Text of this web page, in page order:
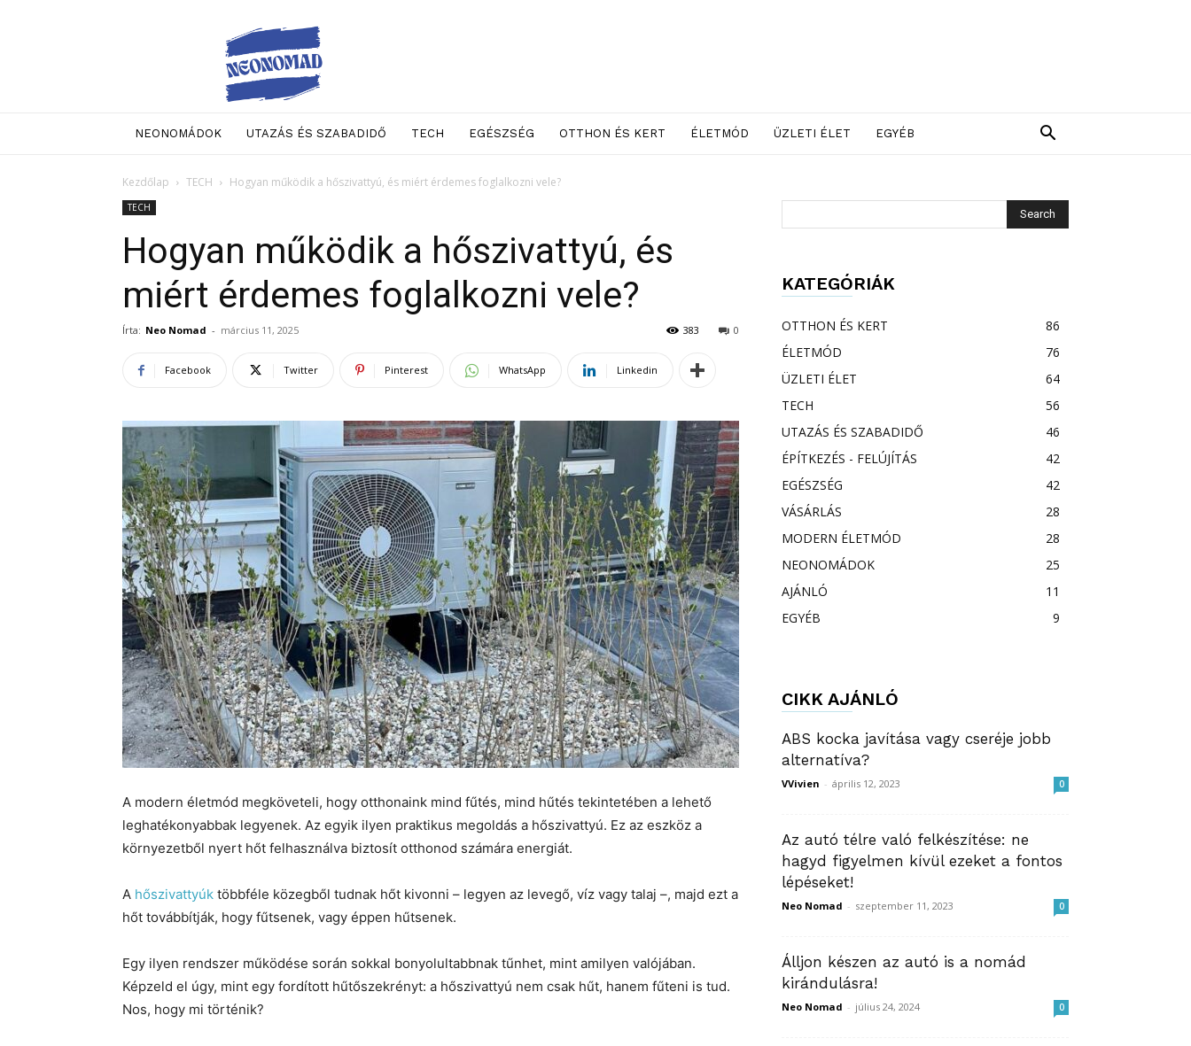
Neo
Nomad
NEONOMÁDOK UTAZÁS ÉS SZABADIDŐ TECH EGÉSZSÉG OTTHON ÉS KERT ÉLETMÓD ÜZLETI ÉLET EGYÉB
Kezdőlap TECH Hogyan működik a hőszivattyú, és miért érdemes foglalkozni vele?
TECH
Hogyan működik a hőszivattyú, és
miért érdemes foglalkozni vele?
Írta: Neo Nomad - március 11, 2025 0
383
Facebook Twitter Pinterest WhatsApp Linkedin
A modern életmód megköveteli, hogy otthonaink mind fűtés, mind hűtés tekintetében a lehető
leghatékonyabbak legyenek. Az egyik ilyen praktikus megoldás a hőszivattyú. Ez az eszköz a
környezetből nyert hőt felhasználva biztosít otthonod számára energiát.
A hőszivattyúk többféle közegből tudnak hőt kivonni – legyen az levegő, víz vagy talaj –, majd ezt a
hőt továbbítják, hogy fűtsenek, vagy éppen hűtsenek.
Egy ilyen rendszer működése során sokkal bonyolultabbnak tűnhet, mint amilyen valójában.
Képzeld el úgy, mint egy fordított hűtőszekrényt: a hőszivattyú nem csak hűt, hanem fűteni is tud.
Nos, hogy mi történik?
KATEGÓRIÁK
OTTHON ÉS KERT
86
ÉLETMÓD
76
ÜZLETI ÉLET
64
TECH
56
UTAZÁS ÉS SZABADIDŐ
46
ÉPÍTKEZÉS - FELÚJÍTÁS
42
EGÉSZSÉG
42
VÁSÁRLÁS
28
MODERN ÉLETMÓD
28
NEONOMÁDOK
25
AJÁNLÓ
11
EGYÉB
9
CIKK AJÁNLÓ
ABS kocka javítása vagy cseréje jobb
alternatíva?
VVivien - április 12, 2023 0
Az autó télre való felkészítése: ne
hagyd figyelmen kívül ezeket a fontos
lépéseket!
Neo Nomad - szeptember 11, 2023 0
Álljon készen az autó is a nomád
kirándulásra!
Neo Nomad - július 24, 2024 0